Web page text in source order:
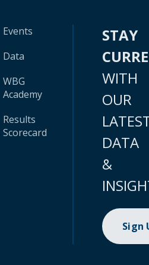
Events
Data
WBG
Academy
Results
Scorecard
STAY
WITH
OUR
DATA
&
Sign